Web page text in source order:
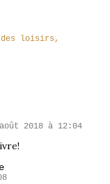
des loisirs
2018 à 12:04